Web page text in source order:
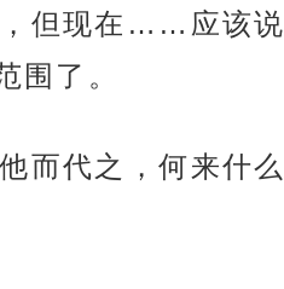
，但现在……应该说
围了。
而代之，何来什么